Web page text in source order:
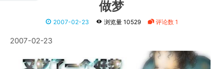
做梦
2007-02-23 浏览量 10529 评论数 1
2007-02-23